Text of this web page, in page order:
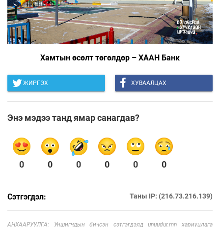
Хамтын өсөлт төгөлдөр – ХААН Банк
ЖИРГЭХ ХУВААЛЦАХ
Энэ мэдээ танд ямар санагдав?
0 0 0 0 0 0
Сэтгэгдэл: Таны IP: (216.73.216.139)
АНХААРУУЛГА: Уншигчдын бичсэн сэтгэгдэлд unuudur.mn хариуцлага